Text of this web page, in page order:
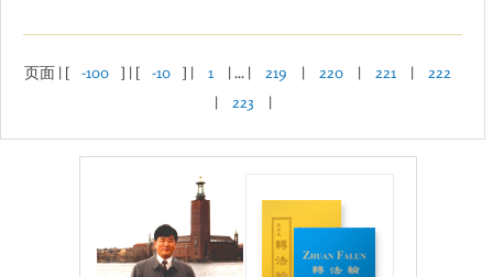
页面 | [ -100 ] | [ -10 ] | 1 | ... | 219 | 220 | 221 |
222
|
223 |